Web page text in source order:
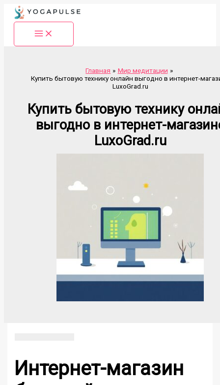
Перейти
содержимому
Главная
Мир медитации
Купить бытовую технику онлайн выгодно в интернет-
LuxoGrad.ru
Купить бытовую технику
выгодно в интернет-
LuxoGrad.ru
Интернет-магазин